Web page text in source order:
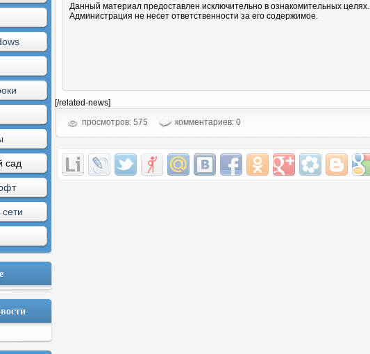
сад
Данный материал предоставлен исключительно в ознакомительных целях.
Администрация не несет ответственности за его содержимое.
[/related-news]
просмотров: 575
комментариев: 0